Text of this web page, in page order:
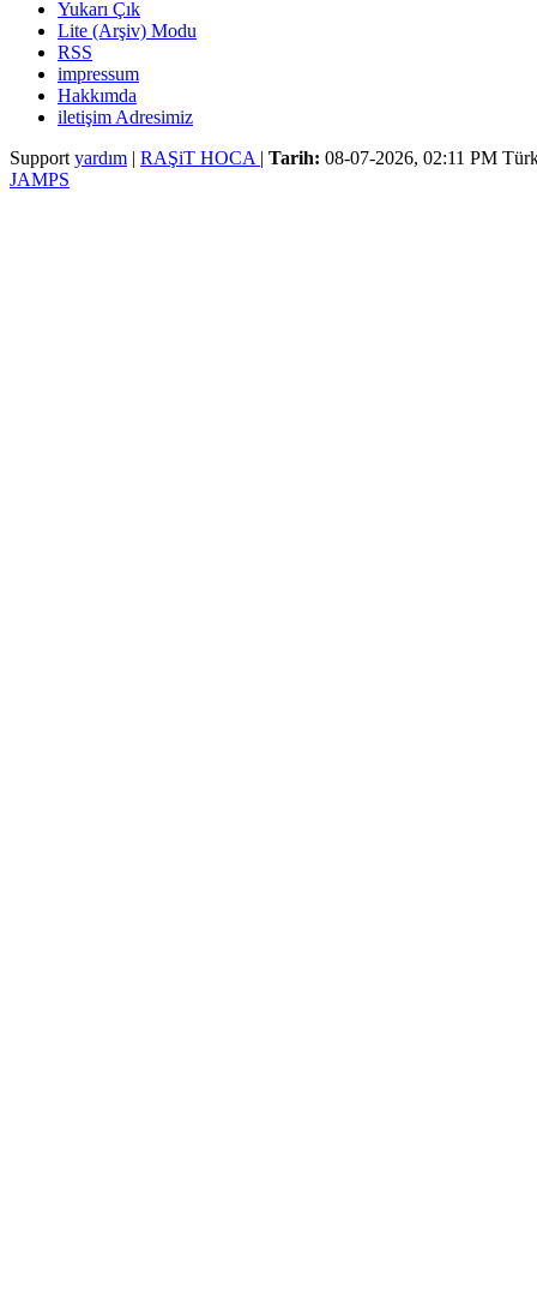
Yukarı Çık
Lite (Arşiv) Modu
RSS
impressum
Hakkımda
iletişim Adresimiz
Support yardım | RAŞiT HOCA | Tarih: 08-07-2026, 02:11 PM
JAMPS